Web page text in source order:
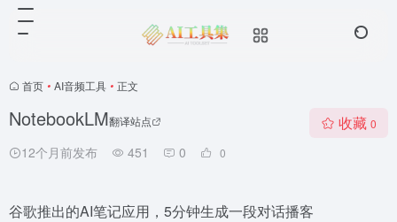
首页 • AI音频工具 • 正文
NotebookLM翻译站点
12个月前发布 451 0 0
收藏 0
谷歌推出的AI笔记应用，5分钟生成一段对话播客